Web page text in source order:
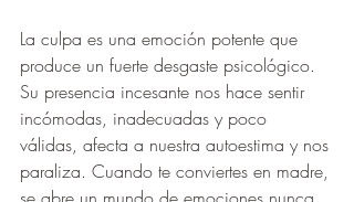
La culpa es una emoción potente que
produce un fuerte desgaste psicológico.
Su presencia incesante nos hace sentir
incómodas, inadecuadas y poco
válidas, afecta a nuestra autoestima y nos
paraliza. Cuando te conviertes en madre,